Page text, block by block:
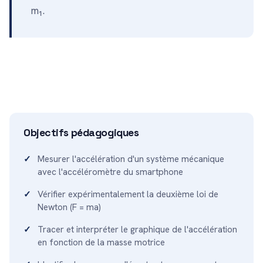
m₁.
Objectifs pédagogiques
Mesurer l'accélération d'un système mécanique
avec l'accéléromètre du smartphone
Vérifier expérimentalement la deuxième loi de
Newton (F = ma)
Tracer et interpréter le graphique de l'accélération
en fonction de la masse motrice